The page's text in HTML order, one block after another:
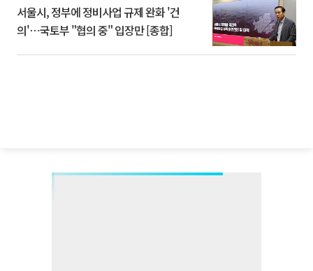
서울시, 정부에 정비사업 규제 완화 '건
의'⋯국토부 "협의 중" 입장만 [종합]